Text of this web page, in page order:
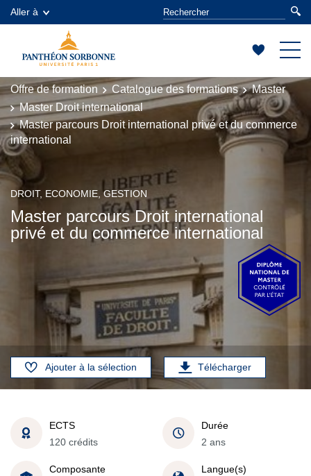
Aller à
Offre de formation Catalogue des formations
Master
Master Droit international
Master parcours Droit international privé et du commerce
international
DROIT, ECONOMIE, GESTION
Master parcours Droit international
privé et du commerce international
Ajouter à la sélection Télécharger
ECTS
120 crédits
Durée
2 ans
Composante
Langue(s)